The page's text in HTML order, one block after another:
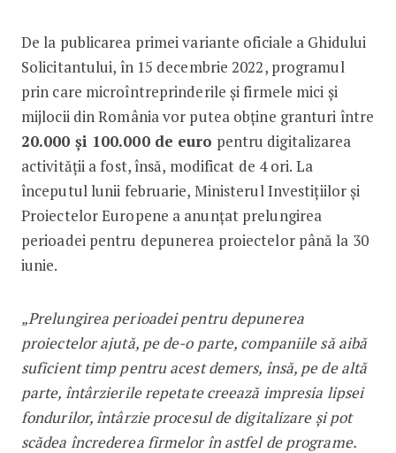
De la publicarea primei variante oficiale a Ghidului
Solicitantului, în 15 decembrie 2022, programul
prin care microîntreprinderile și firmele mici și
mijlocii din România vor putea obține granturi între
20.000 și 100.000 de euro pentru digitalizarea
activității a fost, însă, modificat de 4 ori. La
începutul lunii februarie, Ministerul Investițiilor și
Proiectelor Europene a anunțat prelungirea
perioadei pentru depunerea proiectelor până la 30
iunie.
„Prelungirea perioadei pentru depunerea
proiectelor ajută, pe de-o parte, companiile să aibă
suficient timp pentru acest demers, însă, pe de altă
parte, întârzierile repetate creează impresia lipsei
fondurilor, întârzie procesul de digitalizare și pot
scădea încrederea firmelor în astfel de programe.